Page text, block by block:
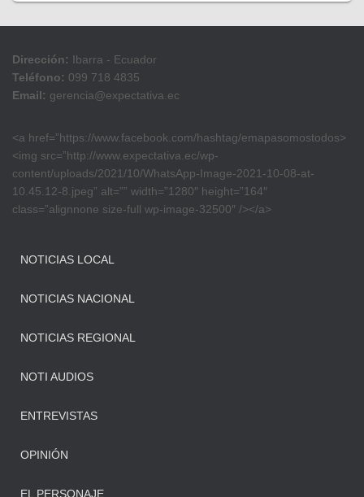
Dirección: Ibarra - Ecuador
Teléfono: 099 718 4835
Email: gerencia@expectativa.ec
<a href=”https://www.facebook.com/hashtag/emapasomostodos>
<img src=”http://www.expectativa.ec/wp-
content/uploads/2021/10/WhatsApp-Image-2021-10-08-at-
10.45.12-8.jpeg” alt=”” width=”1280″ height=”164″
class=”alignnone size-full wp-image-32500″ /></a>
NOTICIAS LOCAL
NOTICIAS NACIONAL
NOTICIAS REGIONAL
NOTI AUDIOS
ENTREVISTAS
OPINIÓN
EL PERSONAJE